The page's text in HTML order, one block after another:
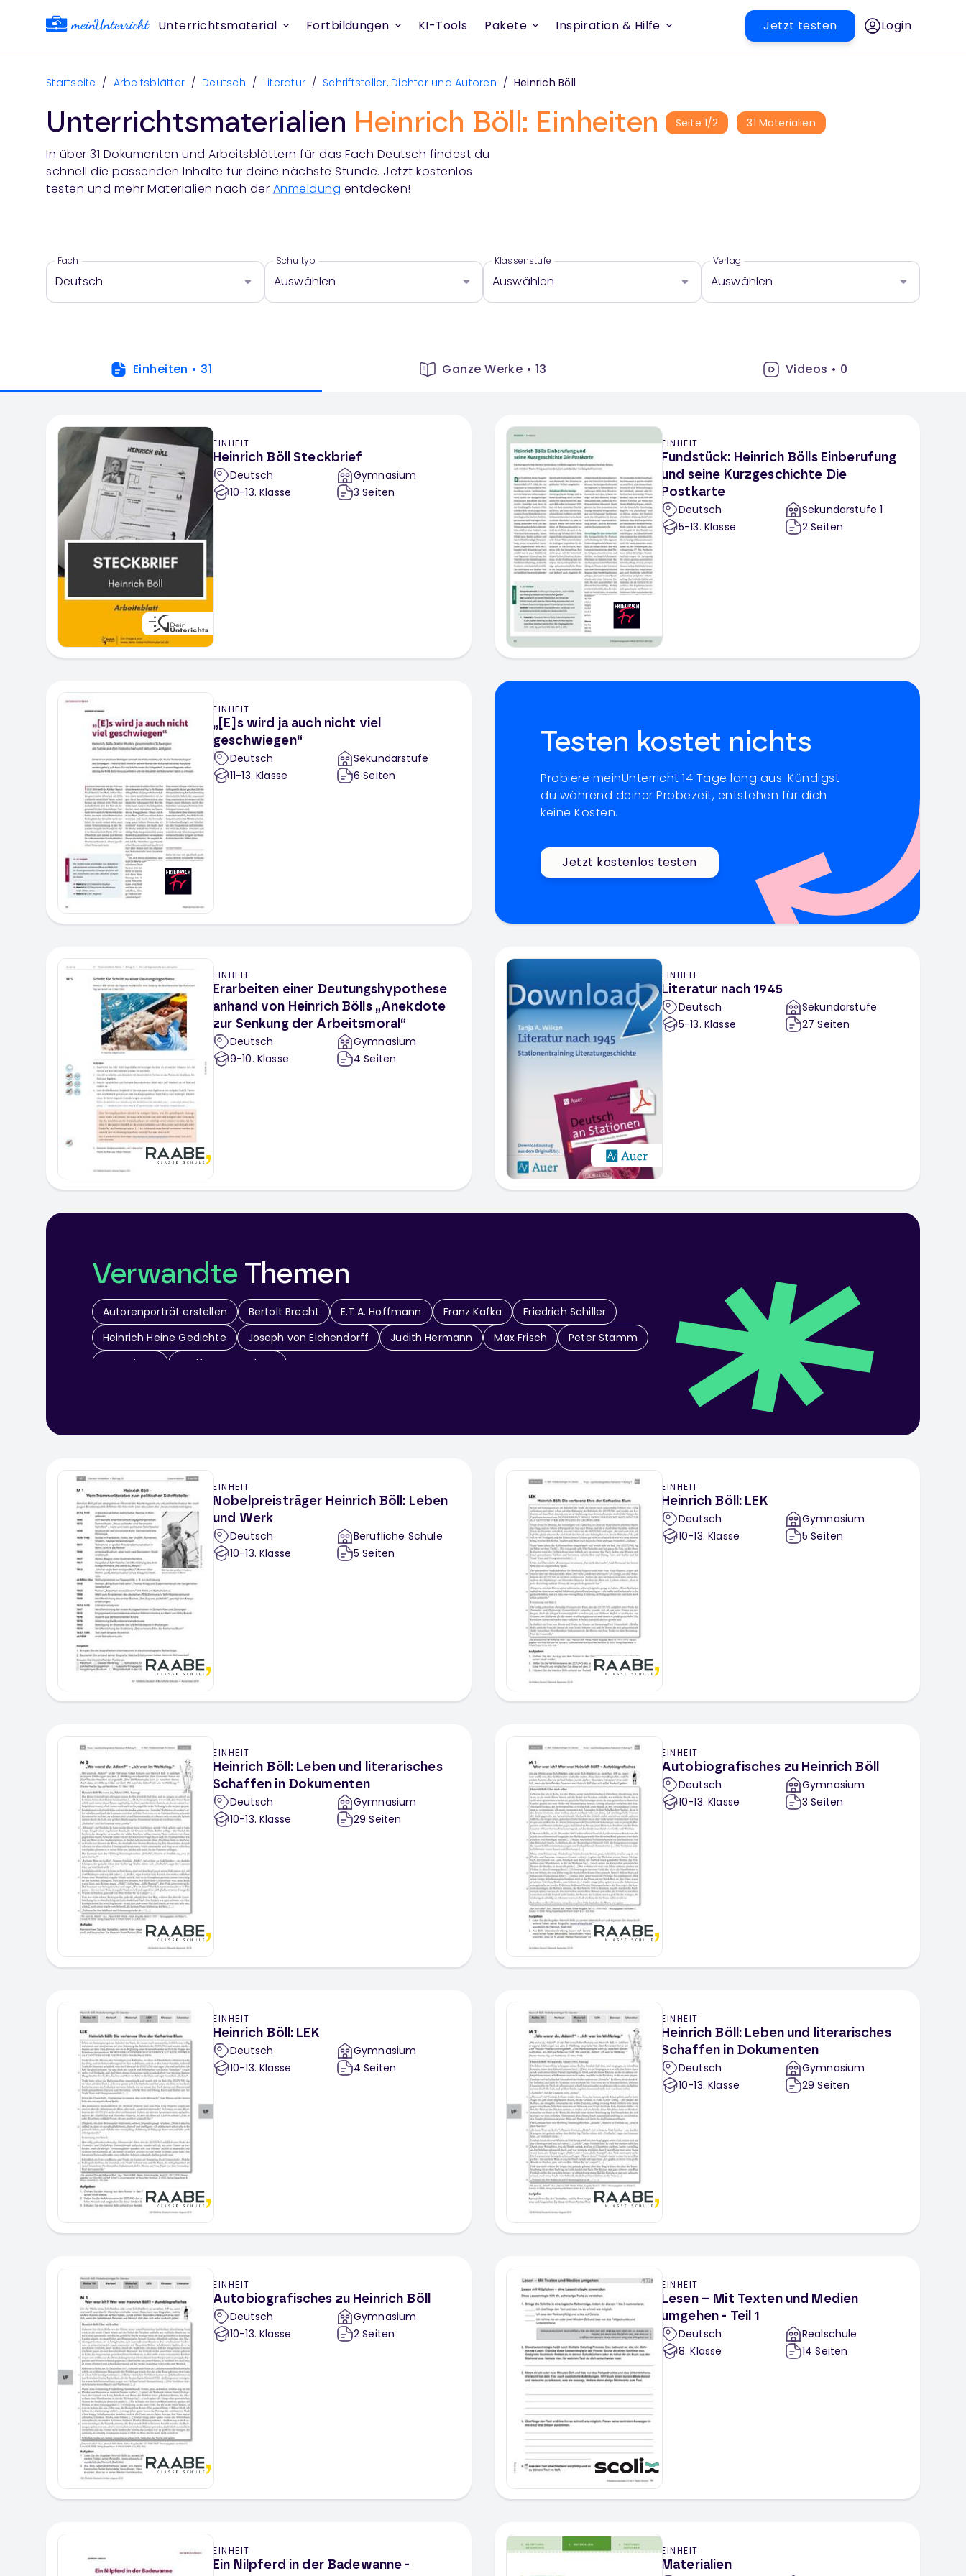
Unterrichtsmaterial Fortbildungen KI-Tools Pakete Inspiration & Hilfe Jetzt testen Login
Startseite / Arbeitsblätter / Deutsch / Literatur / Schriftsteller, Dichter und Autoren / Heinrich Böll
Unterrichtsmaterialien Heinrich Böll: Einheiten Seite 1/2 31 Materialien
In über 31 Dokumenten und Arbeitsblättern für das Fach Deutsch findest du
schnell die passenden Inhalte für deine nächste Stunde. Jetzt kostenlos
testen und mehr Materialien nach der Anmeldung entdecken!
Fach
Deutsch
Schultyp
Auswählen
Klassenstufe
Auswählen
Verlag
Auswählen
Einheiten • 31 Ganze Werke • 13 Videos • 0
EINHEIT
Heinrich Böll Steckbrief
Deutsch
10-13. Klasse
Gymnasium
3 Seiten
EINHEIT
Fundstück: Heinrich Bölls Einberufung
und seine Kurzgeschichte Die
Postkarte
Deutsch
5-13. Klasse
Sekundarstufe 1
2 Seiten
EINHEIT
„[E]s wird ja auch nicht viel
geschwiegen“
Deutsch
11-13. Klasse
Sekundarstufe
6 Seiten
Testen kostet nichts
Probiere meinUnterricht 14 Tage lang aus. Kündigst
du während deiner Probezeit, entstehen für dich
keine Kosten.
Jetzt kostenlos testen
EINHEIT
Erarbeiten einer Deutungshypothese
anhand von Heinrich Bölls „Anekdote
zur Senkung der Arbeitsmoral“
Deutsch
9-10. Klasse
Gymnasium
4 Seiten
EINHEIT
Literatur nach 1945
Deutsch
5-13. Klasse
Sekundarstufe
27 Seiten
Verwandte Themen
Autorenporträt erstellen Bertolt Brecht E.T.A. Hoffmann Franz Kafka
Friedrich Schiller
Heinrich Heine Gedichte
Joseph von Eichendorff Judith Hermann Max Frisch
Peter Stamm
Uwe Timm
Wolfgang Borchert
EINHEIT
Nobelpreisträger Heinrich Böll: Leben
und Werk
Deutsch
10-13. Klasse
Berufliche Schule
5 Seiten
EINHEIT
Heinrich Böll: LEK
Deutsch
10-13. Klasse
Gymnasium
5 Seiten
EINHEIT
Heinrich Böll: Leben und literarisches
Schaffen in Dokumenten
Deutsch
10-13. Klasse
Gymnasium
29 Seiten
EINHEIT
Autobiografisches zu Heinrich Böll
Deutsch
10-13. Klasse
Gymnasium
3 Seiten
EINHEIT
Heinrich Böll: LEK
Deutsch
10-13. Klasse
Gymnasium
4 Seiten
EINHEIT
Heinrich Böll: Leben und literarisches
Schaffen in Dokumenten
Deutsch
10-13. Klasse
Gymnasium
29 Seiten
EINHEIT
Autobiografisches zu Heinrich Böll
Deutsch
10-13. Klasse
Gymnasium
2 Seiten
EINHEIT
Lesen – Mit Texten und Medien
umgehen - Teil 1
Deutsch
8. Klasse
Realschule
14 Seiten
EINHEIT
Ein Nilpferd in der Badewanne -
EINHEIT
Materialien